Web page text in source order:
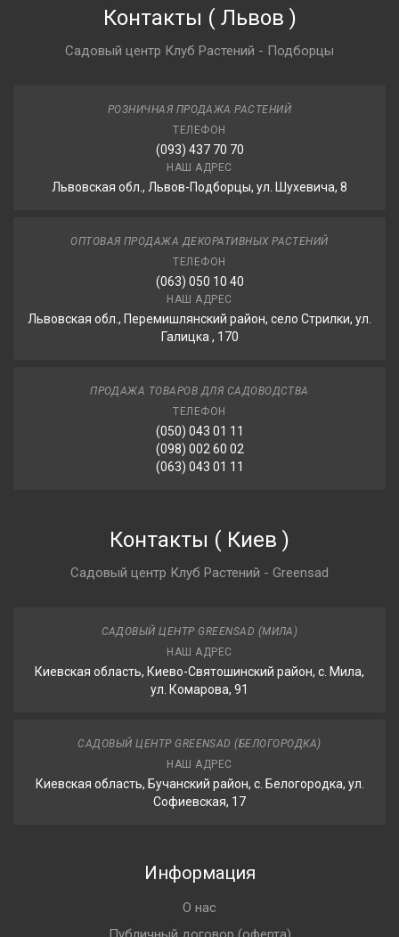
Контакты ( Львов )
Садовый центр Клуб Растений - Подборцы
РОЗНИЧНАЯ ПРОДАЖА РАСТЕНИЙ
ТЕЛЕФОН
(093) 437 70 70
НАШ АДРЕС
Львовская обл., Львов-Подборцы, ул. Шухевича, 8
ОПТОВАЯ ПРОДАЖА ДЕКОРАТИВНЫХ РАСТЕНИЙ
ТЕЛЕФОН
(063) 050 10 40
НАШ АДРЕС
Львовская обл., Перемишлянский район, село Стрилки, ул.
Галицка , 170
ПРОДАЖА ТОВАРОВ ДЛЯ САДОВОДСТВА
ТЕЛЕФОН
(050) 043 01 11
(098) 002 60 02
(063) 043 01 11
Контакты ( Киев )
Садовый центр Клуб Растений - Greensad
САДОВЫЙ ЦЕНТР GREENSAD (МИЛА)
НАШ АДРЕС
Киевская область, Киево-Святошинский район, с. Мила,
ул. Комарова, 91
САДОВЫЙ ЦЕНТР GREENSAD (БЕЛОГОРОДКА)
НАШ АДРЕС
Киевская область, Бучанский район, с. Белогородка, ул.
Софиевская, 17
Информация
О нас